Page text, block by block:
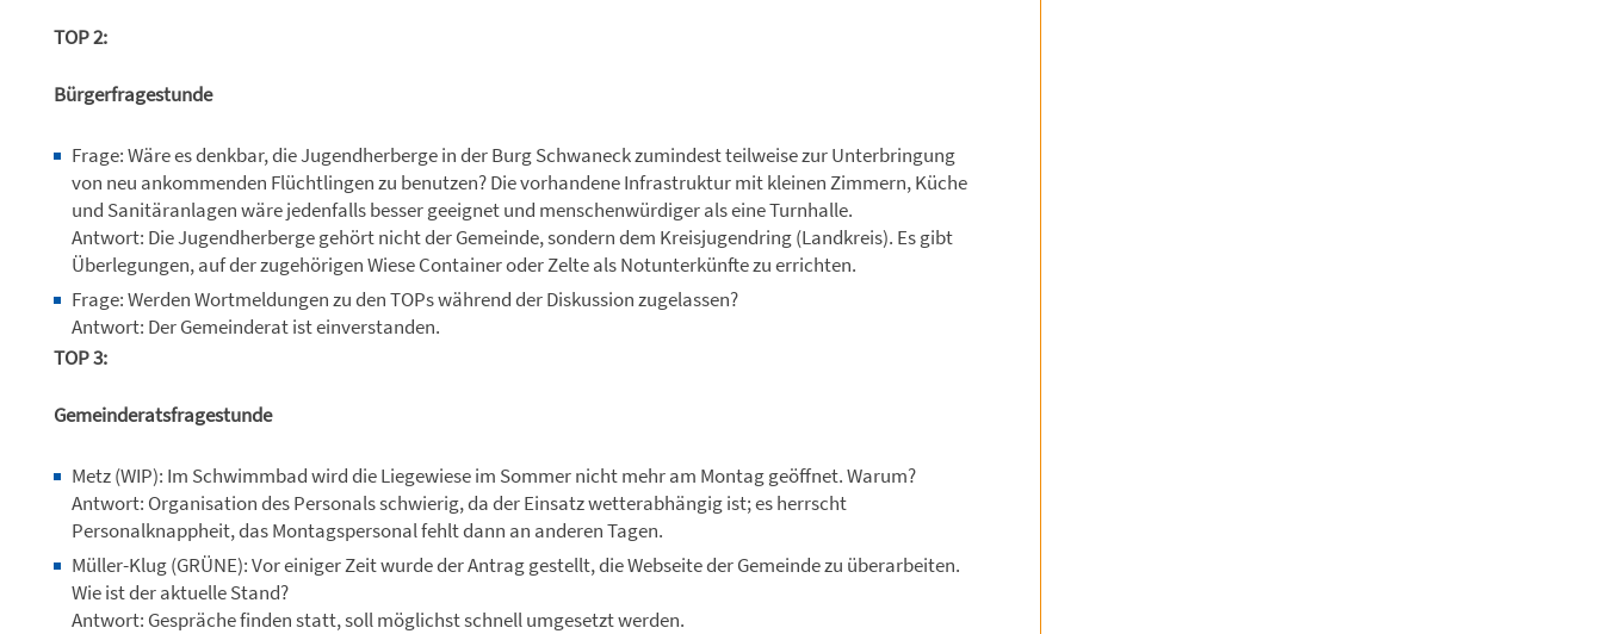
TOP 2:
Bürgerfragestunde
Frage: Wäre es denkbar, die Jugendherberge in der Burg Schwaneck zumindest teilweise zur Unterbringung
von neu ankommenden Flüchtlingen zu benutzen? Die vorhandene Infrastruktur mit kleinen Zimmern, Küche
und Sanitäranlagen wäre jedenfalls besser geeignet und menschenwürdiger als eine Turnhalle.
Antwort: Die Jugendherberge gehört nicht der Gemeinde, sondern dem Kreisjugendring (Landkreis). Es gibt
Überlegungen, auf der zugehörigen Wiese Container oder Zelte als Notunterkünfte zu errichten.
Frage: Werden Wortmeldungen zu den TOPs während der Diskussion zugelassen?
Antwort: Der Gemeinderat ist einverstanden.
TOP 3:
Gemeinderatsfragestunde
Metz (WIP): Im Schwimmbad wird die Liegewiese im Sommer nicht mehr am Montag geöffnet. Warum?
Antwort: Organisation des Personals schwierig, da der Einsatz wetterabhängig ist; es herrscht
Personalknappheit, das Montagspersonal fehlt dann an anderen Tagen.
Müller-Klug (GRÜNE): Vor einiger Zeit wurde der Antrag gestellt, die Webseite der Gemeinde zu überarbeiten.
Wie ist der aktuelle Stand?
Antwort: Gespräche finden statt, soll möglichst schnell umgesetzt werden.